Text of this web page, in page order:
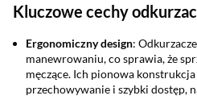
Kluczowe cechy
Ergonomiczny design:
manewrowaniu, co sprawia, że
męczące. Ich pionowa
przechowywanie i szybki dostęp,